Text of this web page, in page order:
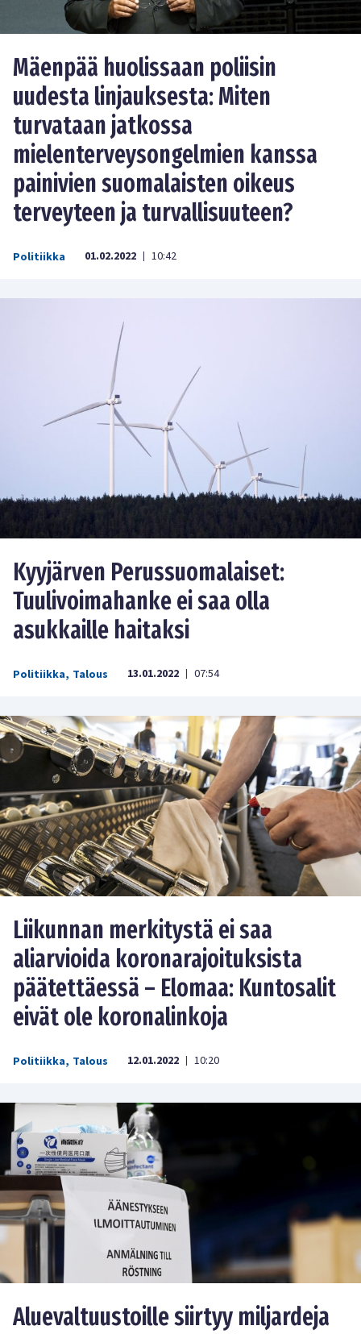
Mäenpää huolissaan poliisin
uudesta linjauksesta: Miten
turvataan jatkossa
mielenterveysongelmien kanssa
painivien suomalaisten oikeus
terveyteen ja turvallisuuteen?
Politiikka 01.02.2022 | 10:42
Kyyjärven Perussuomalaiset:
Tuulivoimahanke ei saa olla
asukkaille haitaksi
Politiikka, Talous 13.01.2022 | 07:54
Liikunnan merkitystä ei saa
aliarvioida koronarajoituksista
päätettäessä – Elomaa: Kuntosalit
eivät ole koronalinkoja
Politiikka, Talous 12.01.2022 | 10:20
Aluevaltuustoille siirtyy miljardeja